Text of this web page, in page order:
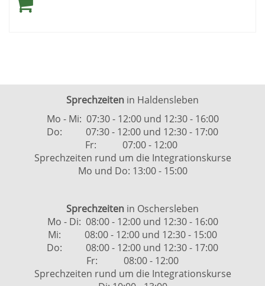
Sprechzeiten in Haldensleben
Mo - Mi: 07:30 - 12:00 und 12:30 - 16:00
Do: 07:30 - 12:00 und 12:30 - 17:00
Fr: 07:00 - 12:00
Sprechzeiten rund um die Integrationskurse
Mo und Do: 13:00 - 15:00
Sprechzeiten in Oschersleben
Mo - Di: 08:00 - 12:00 und 12:30 - 16:00
Mi: 08:00 - 12:00 und 12:30 - 15:00
Do: 08:00 - 12:00 und 12:30 - 17:00
Fr: 08:00 - 12:00
Sprechzeiten rund um die Integrationskurse